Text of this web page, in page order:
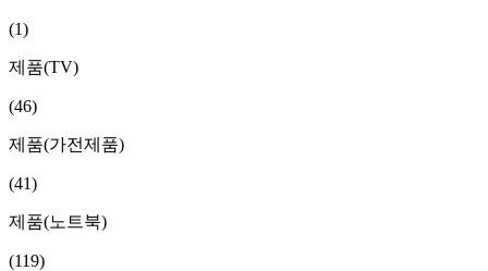
(1)
제품(TV)
(46)
제품(가전제품)
(41)
제품(노트북)
(119)